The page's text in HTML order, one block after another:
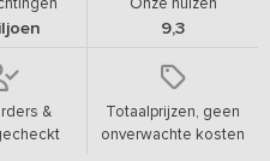
9,3
&
Totaalprijzen, geen
onverwachte kosten